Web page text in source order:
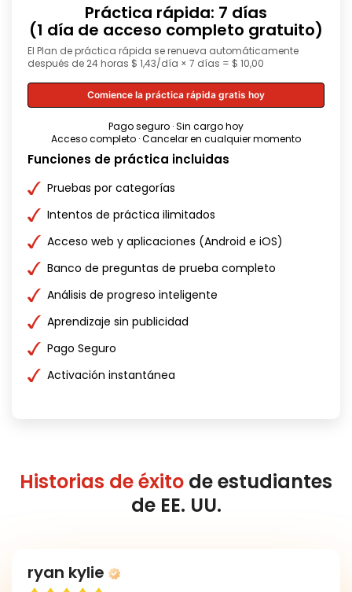
Práctica rápida: 7 días
(1 día de acceso completo gratuito)
El Plan de práctica rápida se renueva automáticamente
después de 24 horas $ 1,43/día × 7 días = $ 10,00
Comience la práctica rápida gratis hoy
Pago seguro · Sin cargo hoy
Acceso completo · Cancelar en cualquier momento
Funciones de práctica incluidas
Pruebas por categorías
Intentos de práctica ilimitados
Acceso web y aplicaciones (Android e iOS)
Banco de preguntas de prueba completo
Análisis de progreso inteligente
Aprendizaje sin publicidad
Pago Seguro
Activación instantánea
Historias de éxito de estudiantes
de EE. UU.
ryan kylie